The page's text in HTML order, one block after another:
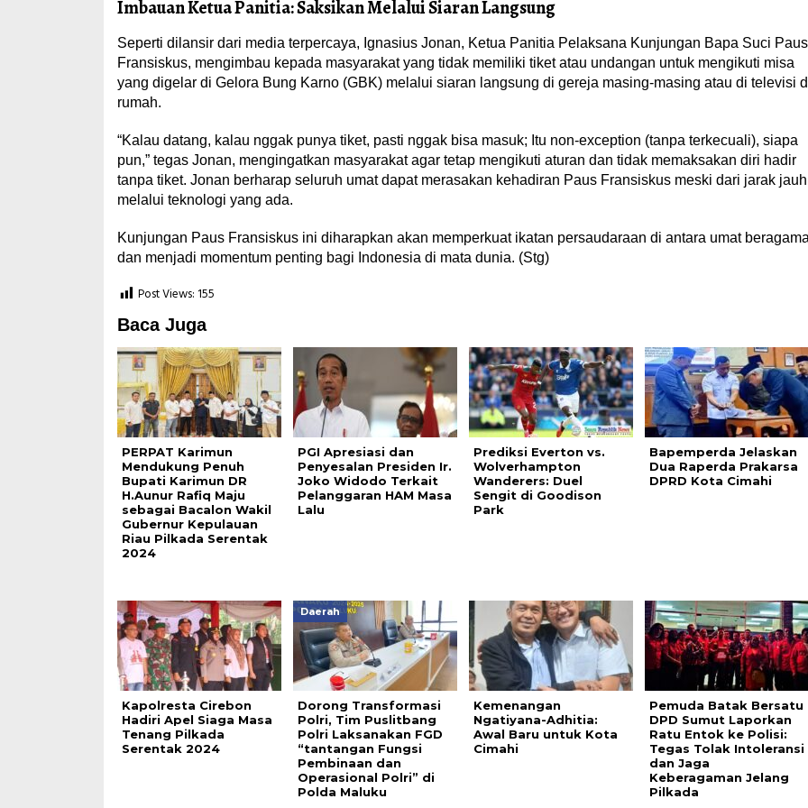
Imbauan Ketua Panitia: Saksikan Melalui Siaran Langsung
Seperti dilansir dari media terpercaya, Ignasius Jonan, Ketua Panitia Pelaksana Kunjungan Bapa Suci Paus
Fransiskus, mengimbau kepada masyarakat yang tidak memiliki tiket atau undangan untuk mengikuti misa
yang digelar di Gelora Bung Karno (GBK) melalui siaran langsung di gereja masing-masing atau di televisi
rumah.
“Kalau datang, kalau nggak punya tiket, pasti nggak bisa masuk; Itu non-exception (tanpa terkecuali), siapa
pun,” tegas Jonan, mengingatkan masyarakat agar tetap mengikuti aturan dan tidak memaksakan diri hadir
tanpa tiket. Jonan berharap seluruh umat dapat merasakan kehadiran Paus Fransiskus meski dari jarak jauh
melalui teknologi yang ada.
Kunjungan Paus Fransiskus ini diharapkan akan memperkuat ikatan persaudaraan di antara umat
dan menjadi momentum penting bagi Indonesia di mata dunia. (Stg)
Post Views: 155
Baca Juga
PERPAT Karimun
Mendukung Penuh
Bupati Karimun DR
H.Aunur Rafiq Maju
sebagai Bacalon Wakil
Gubernur Kepulauan
Riau Pilkada Serentak
2024
PGI Apresiasi dan
Penyesalan Presiden Ir.
Joko Widodo Terkait
Pelanggaran HAM Masa
Lalu
Prediksi Everton vs.
Wolverhampton
Wanderers: Duel
Sengit di Goodison
Park
Bapemperda Jelaskan
Dua Raperda Prakarsa
DPRD Kota Cimahi
Kapolresta Cirebon
Hadiri Apel Siaga Masa
Tenang Pilkada
Serentak 2024
Daerah
Dorong Transformasi
Polri, Tim Puslitbang
Polri Laksanakan FGD
“tantangan Fungsi
Pembinaan dan
Operasional Polri” di
Polda Maluku
Kemenangan
Ngatiyana-Adhitia:
Awal Baru untuk Kota
Cimahi
Pemuda Batak Bersatu
DPD Sumut Laporkan
Ratu Entok ke Polisi:
Tegas Tolak Intoleransi
dan Jaga
Keberagaman Jelang
Pilkada